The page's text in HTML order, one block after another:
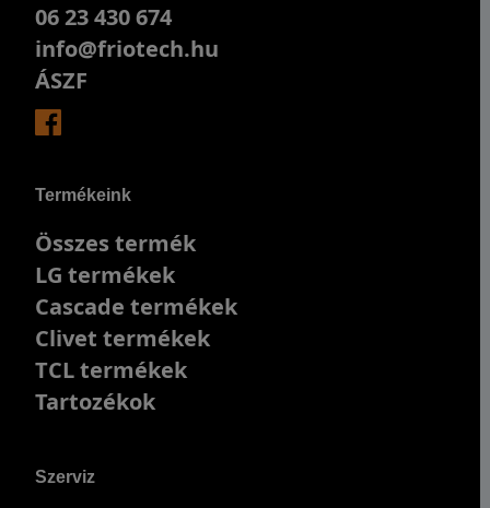
06 23 430 674
info@friotech.hu
ÁSZF
Termékeink
Összes termék
LG termékek
Cascade termékek
Clivet termékek
TCL termékek
Tartozékok
Szerviz